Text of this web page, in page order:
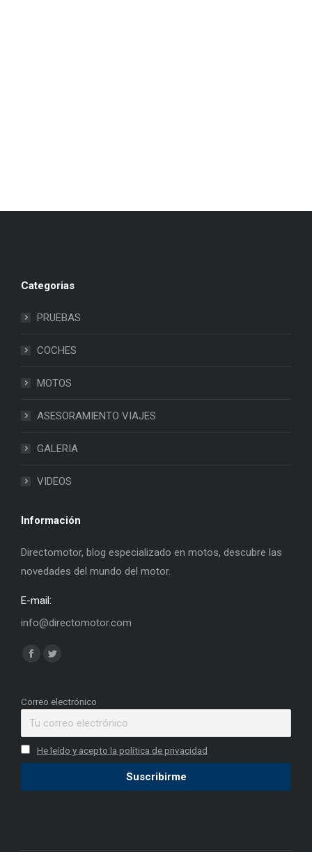
Categorias
PRUEBAS
COCHES
MOTOS
ASESORAMIENTO VIAJES
GALERIA
VIDEOS
Información
Directomotor, blog especializado en motos, descubre las
novedades del mundo del motor.
E-mail:
info@directomotor.com
Find us on:
Facebook
opens
window
Twitter
opens
window
Correo electrónico
He leído y acepto la política de privacidad